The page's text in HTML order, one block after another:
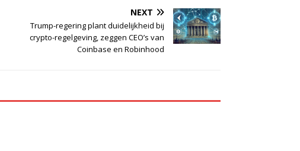
NEXT
Trump-regering plant duidelijkheid bij
crypto-regelgeving, zeggen CEO’s van
Coinbase en Robinhood